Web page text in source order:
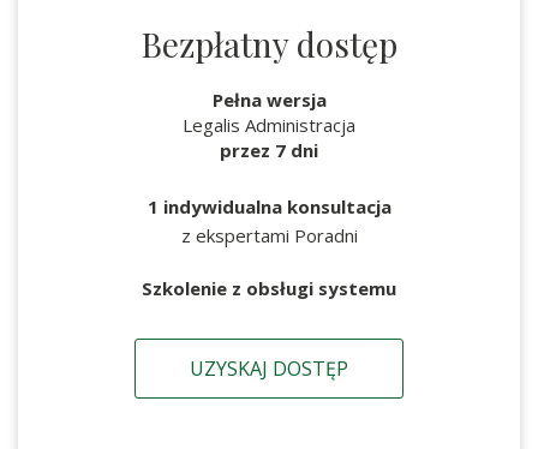
Bezpłatny dostęp
Pełna wersja
Legalis Administracja
przez 7 dni
1 indywidualna konsultacja
z ekspertami Poradni
Szkolenie z obsługi systemu
UZYSKAJ DOSTĘP